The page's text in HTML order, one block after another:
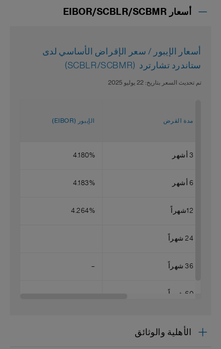
أسعار EIBOR/SCBLR/SCBMR
أسعار الإيبور / سعر الإقراض الأساسي لدى
ستاندرد تشارترد (SCBLR/SCBMR)
تم تحديث السعر بتاريخ: 22 يوليو 2025
مدة القرض الإيبور (EIBOR)
3 أشهر 4.180%
6 أشهر 4.183%
12شهراً 4.264%
24 شهراً
36 شهراً –
60 شهراً
الأهلية والوثائق